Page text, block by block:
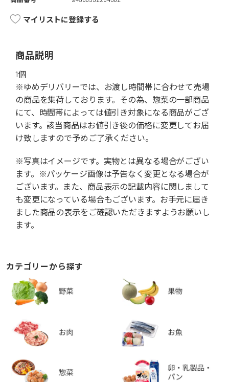
マイリストに登録する
商品説明
1個
※ゆめデリバリーでは、お渡し時間帯に合わせて売場
の商品を集荷しております。その為、惣菜の一部商品
にて、時間帯によっては値引き対象になる商品がござ
います。該当商品はお値引き後の価格に変更してお届
け致しますので予めご了承ください。
※写真はイメージです。実物とは異なる場合がござい
ます。※パッケージ画像は予告なく変更となる場合が
ございます。また、商品表示の記載内容に関しまして
も変更になっている場合もございます。お手元に届き
ました商品の表示をご確認いただきますようお願いし
ます。
カテゴリーから探す